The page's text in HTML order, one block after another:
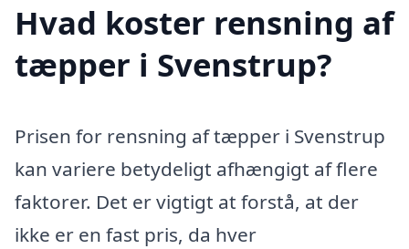
Hvad koster rensning af
tæpper i Svenstrup?
Prisen for rensning af tæpper i Svenstrup
kan variere betydeligt afhængigt af flere
faktorer. Det er vigtigt at forstå, at der
ikke er en fast pris, da hver